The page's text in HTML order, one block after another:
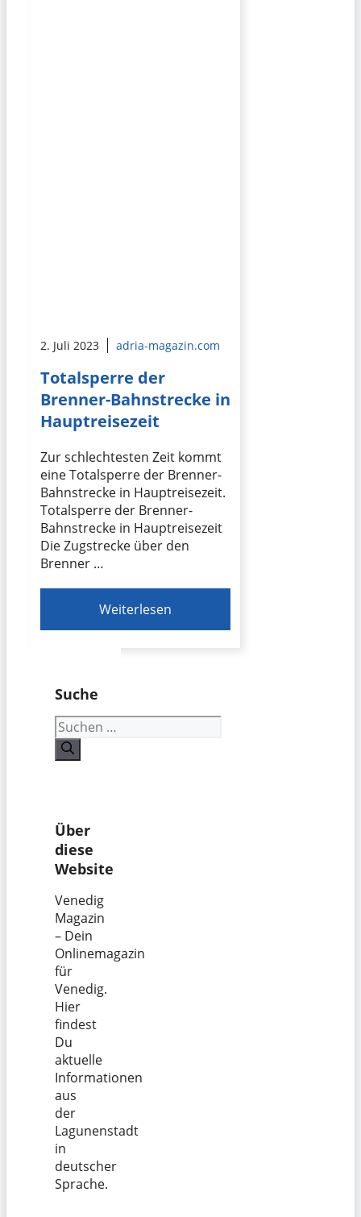
2. Juli 2023 adria-magazin.com
Totalsperre der
Brenner-Bahnstrecke in
Hauptreisezeit
Zur schlechtesten Zeit kommt
eine Totalsperre der Brenner-
Bahnstrecke in Hauptreisezeit.
Totalsperre der Brenner-
Bahnstrecke in Hauptreisezeit
Die Zugstrecke über den
Brenner …
Weiterlesen
Suche
Suchen
nach:
Über
diese
Website
Venedig
Magazin
– Dein
Onlinemagazin
für
Venedig.
Hier
findest
Du
aktuelle
Informationen
aus
der
Lagunenstadt
in
deutscher
Sprache.